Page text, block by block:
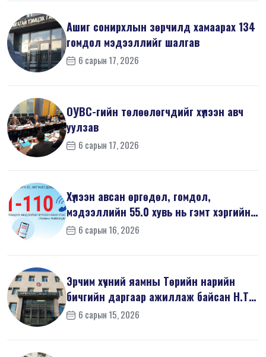
Ашиг сонирхлын зөрчилд хамаарах 134
гомдол мэдээллийг шалгав
6 сарын 17, 2026
ОУВС-гийн төлөөлөгчдийг хүлээн авч
уулзав
6 сарын 17, 2026
Хүлээн авсан өргөдөл, гомдол,
мэдээллийн 55.0 хувь нь гэмт хэргийн
шин...
6 сарын 16, 2026
Эрчим хүчний яамны Төрийн нарийн
бичгийн даргаар ажиллаж байсан Н.Т
на...6 сарын 15, 2026